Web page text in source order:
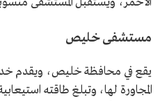
مستشفى خليص
يقع في محافظة خليص، ويقدم